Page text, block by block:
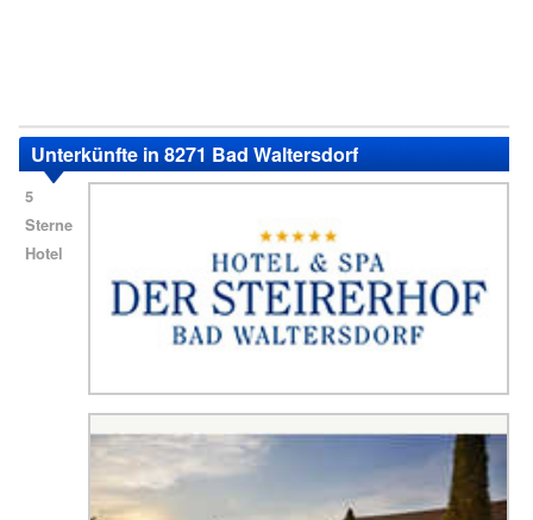
Unterkünfte in 8271 Bad Waltersdorf
5
Sterne
Hotel